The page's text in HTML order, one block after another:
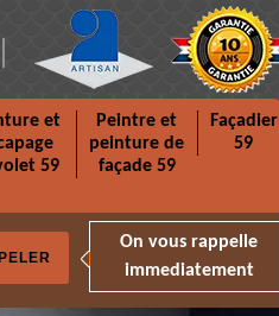
et
59
Peintre et
peinture de
façade 59
Façadier
59
On vous rappelle
immediatement